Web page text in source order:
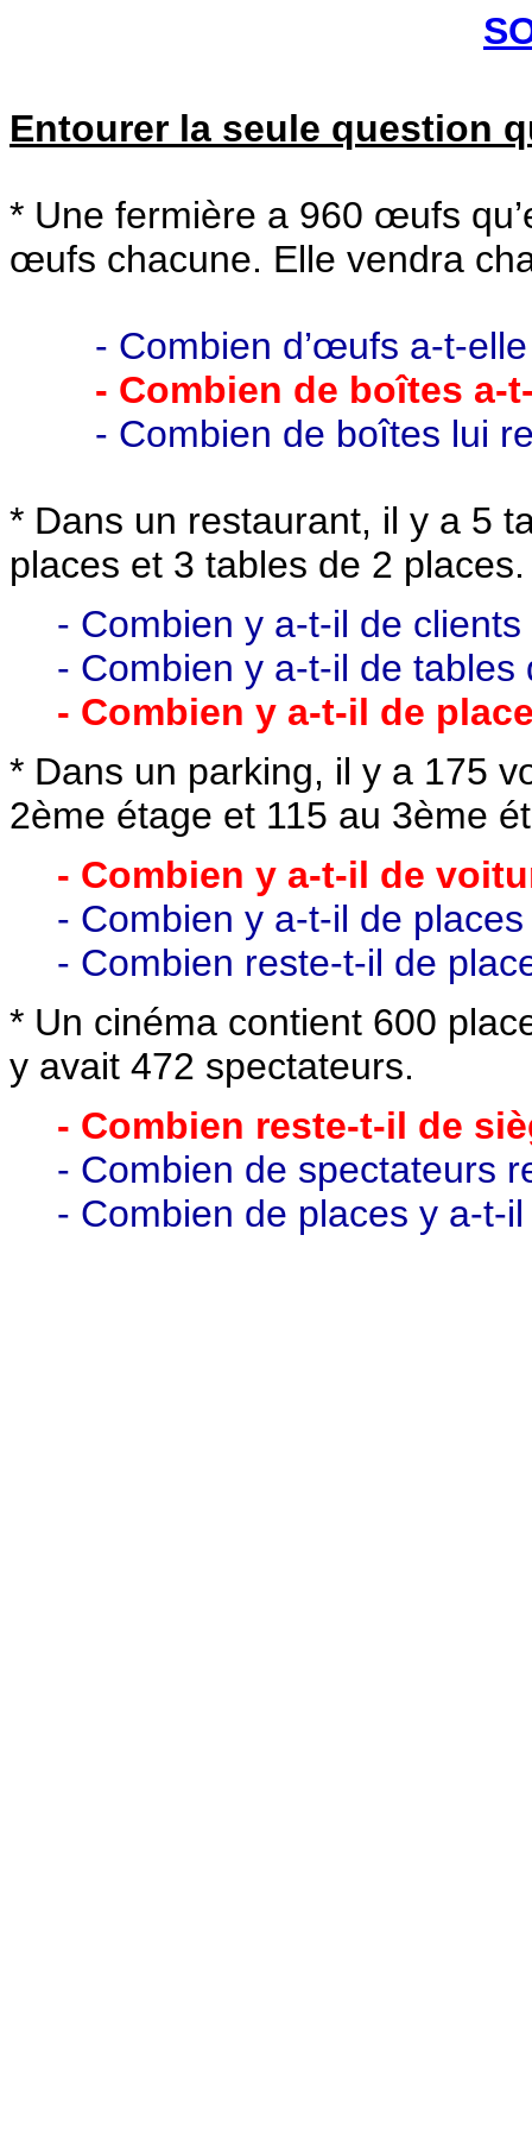
Entourer la seule question
* Une fermière a 960 œufs
œufs chacune. Elle vendra
- Combien d’œufs a-t-elle
- Combien de boîtes a-t-
- Combien de boîtes lui
* Dans un restaurant, il y a 5
places et 3 tables de 2 places.
- Combien y a-t-il de clients
- Combien y a-t-il de tables
- Combien y a-t-il de
* Dans un parking, il y a 175
2ème étage et 115 au 3ème
- Combien y a-t-il de
- Combien y a-t-il de
- Combien reste-t-il de
* Un cinéma contient 600
y avait 472 spectateurs.
- Combien reste-t-il de
- Combien de spectateurs
- Combien de places y a-t-